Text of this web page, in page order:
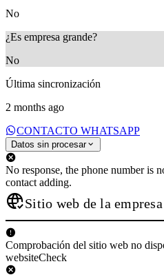
No
¿Es empresa grande?
No
Última sincronización
2 months ago
CONTACTO WHATSAPP
Datos sin procesar
No response, the phone number is
contact adding.
Sitio web de la empresa
Comprobación del sitio web no
websiteCheck